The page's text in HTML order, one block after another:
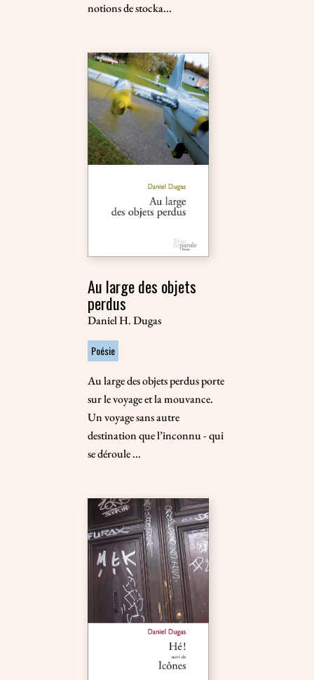
notions de stocka...
Au large des objets
perdus
Daniel H. Dugas
Poésie
Au large des objets perdus porte
sur le voyage et la mouvance.
Un voyage sans autre
destination que l’inconnu - qui
se déroule ...